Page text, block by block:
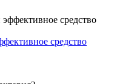
средство